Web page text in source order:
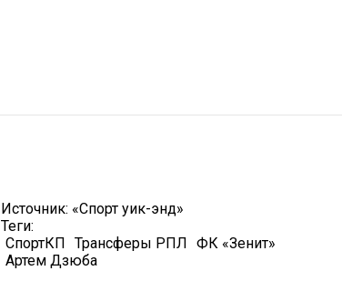
Источник: «Спорт уик-энд»
Теги:
СпортКП
Трансферы РПЛ
ФК «Зенит»
Артем Дзюба